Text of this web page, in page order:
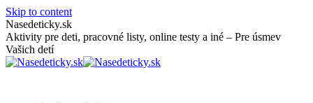
Skip to content
Nasedeticky.sk
Aktivity pre deti, pracovné listy, online testy a iné – Pre úsmev
Vašich detí